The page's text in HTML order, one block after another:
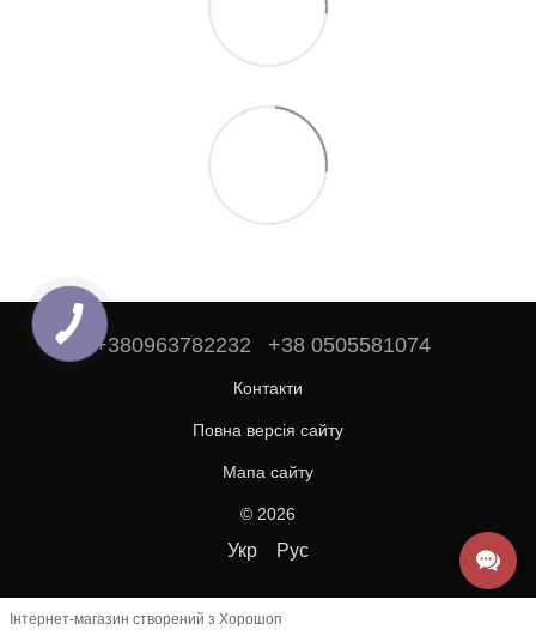
+380963782232 +38 0505581074
Контакти
Повна версія сайту
Мапа сайту
© 2026
Укр Рус
Інтернет-магазин створений з Хорошоп